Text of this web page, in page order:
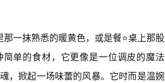
一抹熟悉的暖黄色，或是餐⭐桌上那股
单的食材，它更像是一位调皮的魔法
，掀起一场味蕾的风暴。它时而是温婉